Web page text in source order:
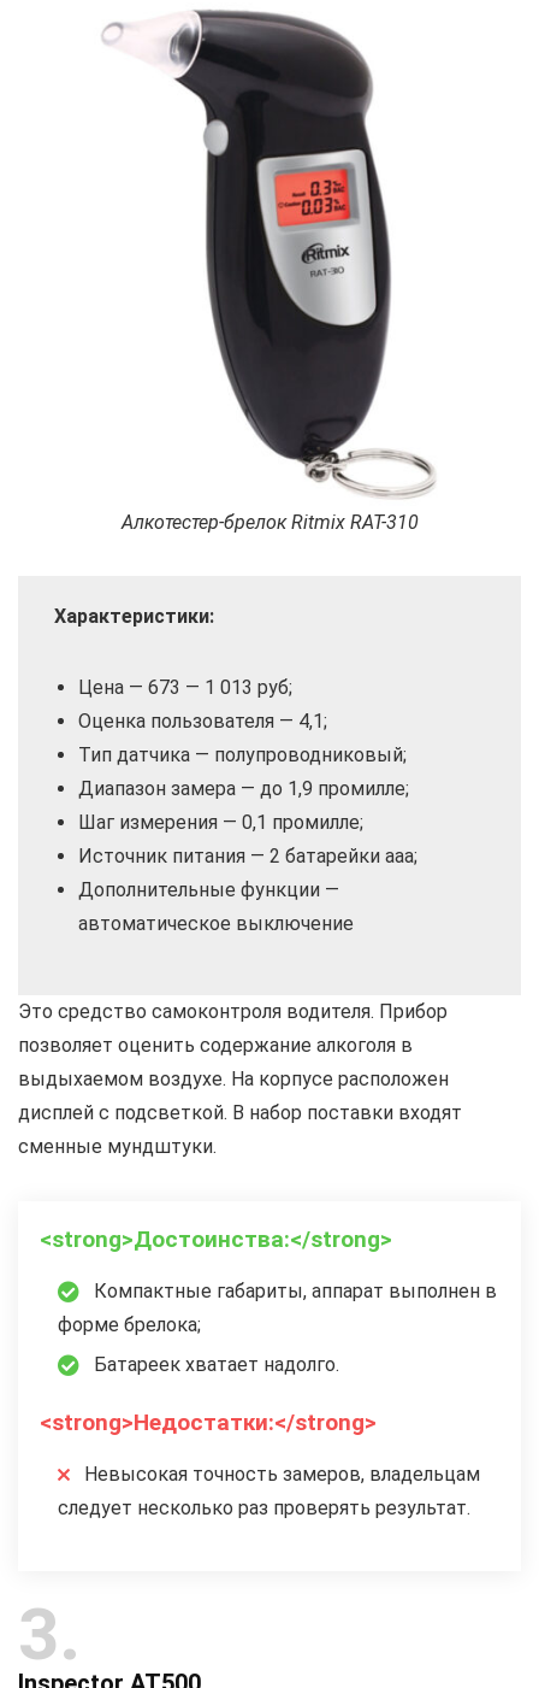
Алкотестер-брелок Ritmix RAT-310
Характеристики:
Цена — 673 — 1 013 руб;
Оценка пользователя — 4,1;
Тип датчика — полупроводниковый;
Диапазон замера — до 1,9 промилле;
Шаг измерения — 0,1 промилле;
Источник питания — 2 батарейки ааа;
Дополнительные функции —
автоматическое выключение
Это средство самоконтроля водителя. Прибор
позволяет оценить содержание алкоголя в
выдыхаемом воздухе. На корпусе расположен
дисплей с подсветкой. В набор поставки входят
сменные мундштуки.
<strong>Достоинства:</strong>
Компактные габариты, аппарат выполнен в
форме брелока;
Батареек хватает надолго.
<strong>Недостатки:</strong>
Невысокая точность замеров, владельцам
следует несколько раз проверять результат.
3